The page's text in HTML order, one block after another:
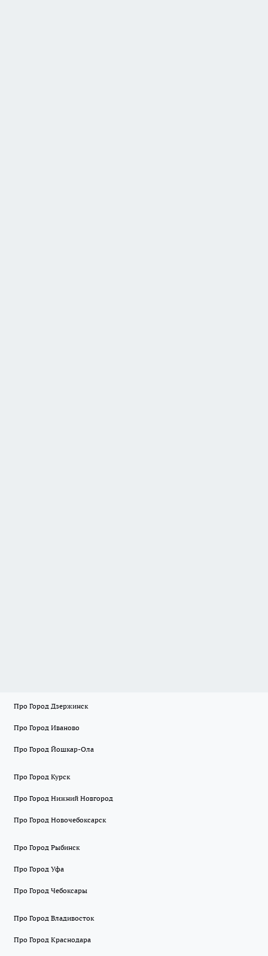
Про Город Дзержинск
Про Город Иваново
Про Город Йошкар-Ола
Про Город Курск
Про Город Нижний Новгород
Про Город Новочебоксарск
Про Город Рыбинск
Про Город Уфа
Про Город Чебоксары
Про Город Владивосток
Про Город Краснодара